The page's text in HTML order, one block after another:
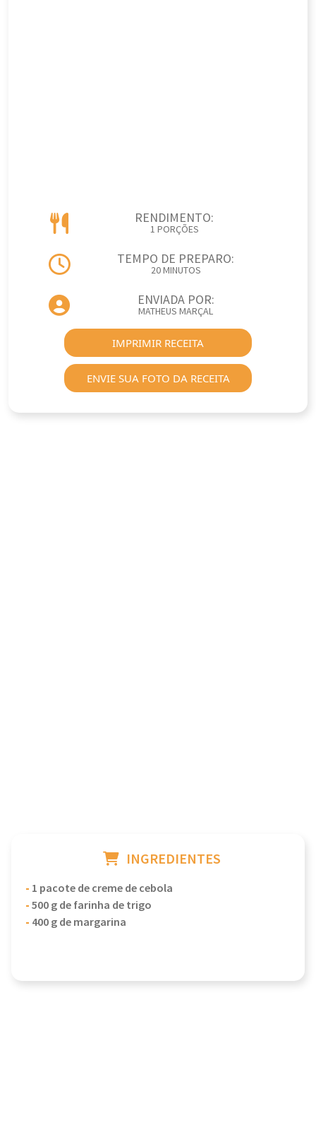
RENDIMENTO:
1 PORÇÕES
TEMPO DE PREPARO:
20 MINUTOS
ENVIADA POR:
MATHEUS MARÇAL
IMPRIMIR RECEITA
ENVIE SUA FOTO DA RECEITA
INGREDIENTES
- 1 pacote de creme de cebola
-500 g de farinha de trigo
- 400 g de margarina